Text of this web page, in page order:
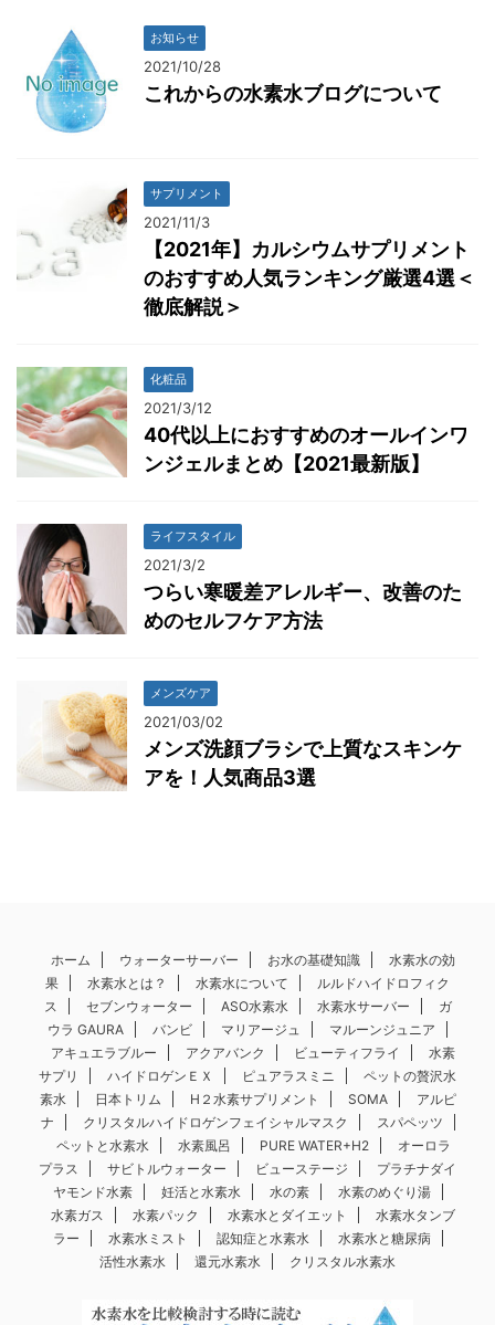
お知らせ
2021/10/28
これからの水素水ブログについて
サプリメント
2021/11/3
【2021年】カルシウムサプリメント
のおすすめ人気ランキング厳選4選＜
徹底解説＞
化粧品
2021/3/12
40代以上におすすめのオールインワ
ンジェルまとめ【2021最新版】
ライフスタイル
2021/3/2
つらい寒暖差アレルギー、改善のた
めのセルフケア方法
メンズケア
2021/03/02
メンズ洗顔ブラシで上質なスキンケ
アを！人気商品3選
ホーム ウォーターサーバー お水の基礎知識
水素水の効
果
水素水とは？ 水素水について
ルルドハイドロフィク
ス
セブンウォーター ASO水素水 水素水サーバー
ガ
ウラ GAURA
バンビ マリアージュ
マルーンジュニア
アキュエラブルー
アクアバンク ビューティフライ
水素
サプリ
ハイドロゲンＥＸ ピュアラスミニ
ペットの贅沢水
素水
日本トリム H２水素サプリメント SOMA
アルピ
ナ
クリスタルハイドロゲンフェイシャルマスク
スパペッツ
ペットと水素水
水素風呂 PURE WATER+H2
オーロラ
プラス
サビトルウォーター ビューステージ
プラチナダイ
ヤモンド水素
妊活と水素水 水の素
水素のめぐり湯
水素ガス
水素パック 水素水とダイエット
水素水タンブ
ラー
水素水ミスト 認知症と水素水
水素水と糖尿病
活性水素水
還元水素水 クリスタル水素水